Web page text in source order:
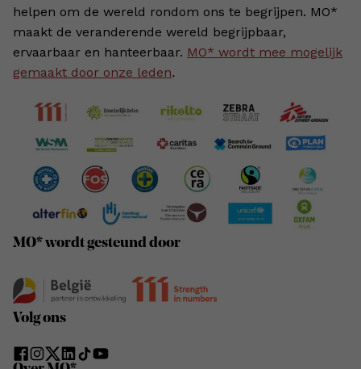
helpen om de wereld rondom ons te begrijpen. MO*
maakt de veranderende wereld begrijpbaar,
ervaarbaar en hanteerbaar. MO* wordt mee mogelijk
gemaakt door onze leden.
MO* wordt gesteund door
Volg ons